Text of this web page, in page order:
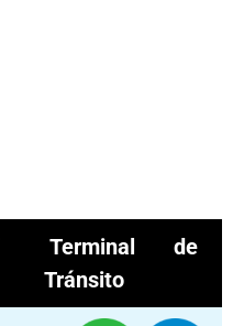
Terminal de
Tránsito